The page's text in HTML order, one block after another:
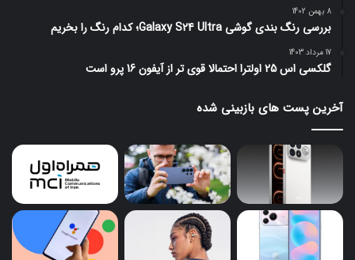
8 بهمن 1402
بررسی رنگ بندی گوشی Galaxy S24 Ultra؛ کدام رنگ را بخریم
17 مرداد 1403
گلکسی اس 25 اولترا احتمالا قوی تر از آیفون 16 پرو است
آخرین پست های بازبینی شده